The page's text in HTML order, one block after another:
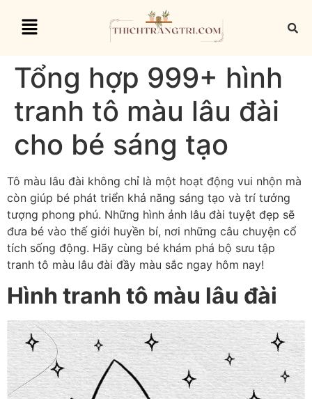
Tổng hợp 999+ hình
tranh tô màu lâu đài
cho bé sáng tạo
Tô màu lâu đài không chỉ là một hoạt động vui nhộn mà
còn giúp bé phát triển khả năng sáng tạo và trí tưởng
tượng phong phú. Những hình ảnh lâu đài tuyệt đẹp sẽ
đưa bé vào thế giới huyền bí, nơi những câu chuyện cổ
tích sống động. Hãy cùng bé khám phá bộ sưu tập
tranh tô màu lâu đài đầy màu sắc ngay hôm nay!
Hình tranh tô màu lâu đài